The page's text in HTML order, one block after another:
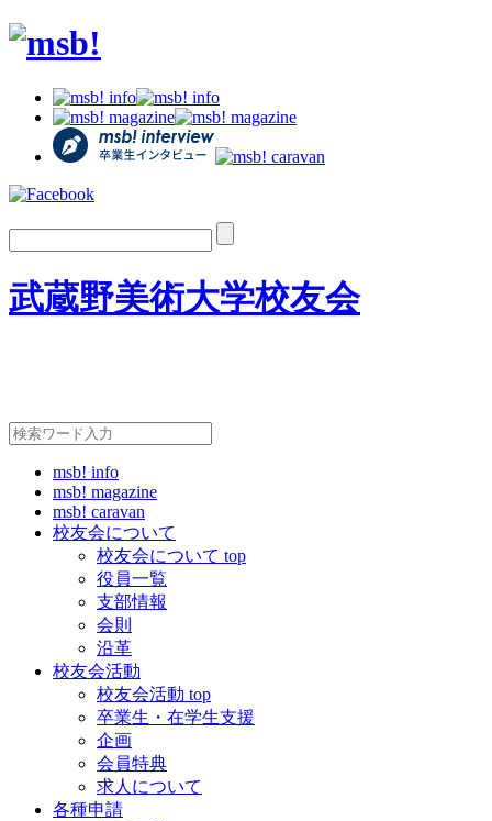
武蔵野美術大学校友会
msb! info
msb! magazine
msb! caravan
校友会について
校友会について top
役員一覧
支部情報
会則
沿革
校友会活動
校友会活動 top
卒業生・在学生支援
企画
会員特典
求人について
各種申請